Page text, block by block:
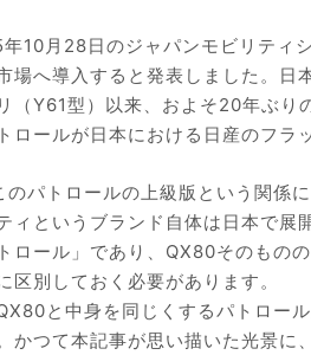
10月28日のジャパンモビリティ
場へ導入すると発表しました。
（Y61型）以来、およそ20年ぶ
ロールが日本における日産のフラ
パトロールの上級版という関係
ィというブランド自体は日本で展
ロール」であり、QX80そのもの
区別しておく必要があります。
と中身を同じくするパトロー
かつて本記事が思い描いた光景に